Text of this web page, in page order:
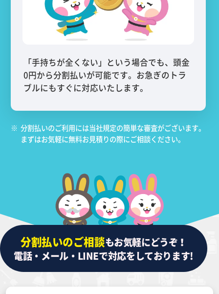
「手持ちが全くない」という場合でも、頭金
0円から分割払いが可能です。お急ぎのトラ
ブルにもすぐに対応いたします。
※ 分割払いのご利用には当社規定の簡単な審査がございます。
まずはお気軽に無料お見積りの際にご相談ください。
分割払いのご相談もお気軽にどうぞ！
電話・メール・LINEで対応をしております!